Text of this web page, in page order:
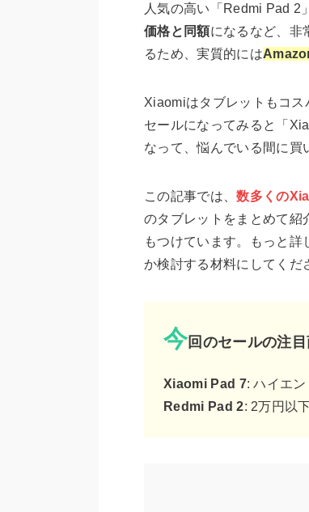
人気の高い「Redmi Pad 2
価格と同額になるなど、非
るため、実質的には
Xiaomiはタブレットもコ
セールになってみると「
なって、悩んでいる間に買
この記事では、数多くの
のタブレットをまとめて紹
もつけています。もっと
か検討する材料にしてくだ
今回のセールの注目
Xiaomi Pad 7: ハイエン
Redmi Pad 2: 2万円以